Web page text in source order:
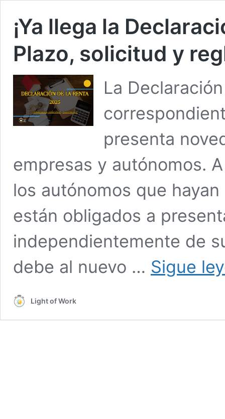
¡Ya llega la
Plazo, solicitud y
​La
presenta
empresas y autónomos.
los autónomos que
están obligados a
independientemente de
debe al nuevo … Sigue
Light of Work